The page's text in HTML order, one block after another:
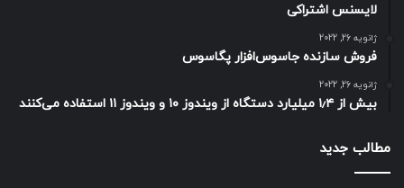
لایسنس اشتراکی
ژانویه 26, 2022
فروش سازنده جاسوس‌افزار پگاسوس
ژانویه 26, 2022
بیش از ۱٫۴ میلیارد دستگاه از ویندوز ۱۰ و ویندوز ۱۱ استفاده می‌کنند
مطالب جدید